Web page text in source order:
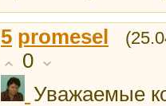
5 promesel
0
Уважаемые